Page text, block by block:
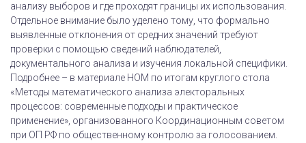
анализу выборов и где проходят границы их использования.
Отдельное внимание было уделено тому, что формально
выявленные отклонения от средних значений требуют
проверки с помощью сведений наблюдателей,
документального анализа и изучения локальной специфики.
Подробнее – в материале НОМ по итогам круглого стола
«Методы математического анализа электоральных
процессов: современные подходы и практическое
применение», организованного Координационным советом
при ОП РФ по общественному контролю за голосованием.